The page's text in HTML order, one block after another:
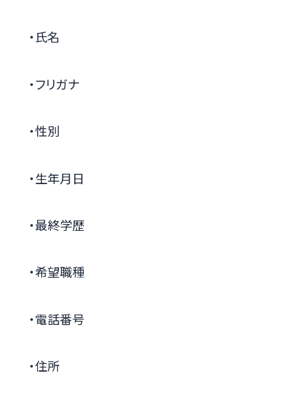
・氏名
・フリガナ
・性別
・生年月日
・最終学歴
・希望職種
・電話番号
・住所